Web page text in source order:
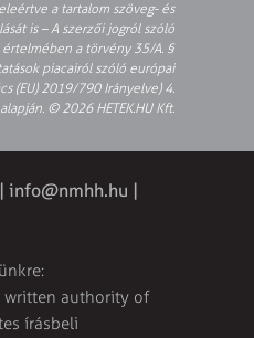
a tartalom szöveg- és
is – A szerzői jogról szóló
a törvény 35/A. §
piacairól szóló európai
(EU) 2019/790 Irányelve) 4.
© 2026 HETEK.HU Kft.
info@nmhh.hu |
written authority of
írásbeli